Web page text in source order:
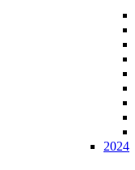
2024